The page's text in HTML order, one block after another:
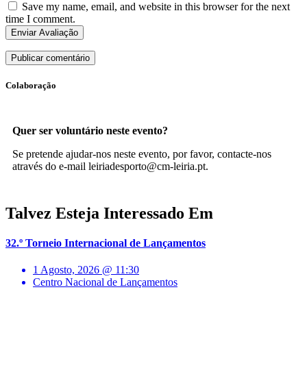
Save my name, email, and website in this browser for the next
time I comment.
Enviar Avaliação
Colaboração
Quer ser voluntário neste evento?
Se pretende ajudar-nos neste evento, por favor, contacte-nos
através do e-mail leiriadesporto@cm-leiria.pt.
Talvez Esteja Interessado Em
32.º Torneio Internacional de Lançamentos
1 Agosto, 2026 @ 11:30
Centro Nacional de Lançamentos